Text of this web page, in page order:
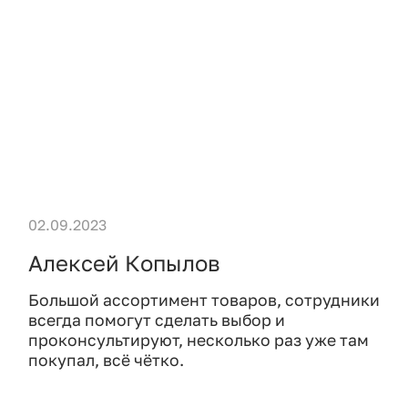
Алексей Копылов
Большой ассортимент товаров, сотрудники
всегда помогут сделать выбор и
проконсультируют, несколько раз уже там
покупал, всё чётко.
02.09.2023